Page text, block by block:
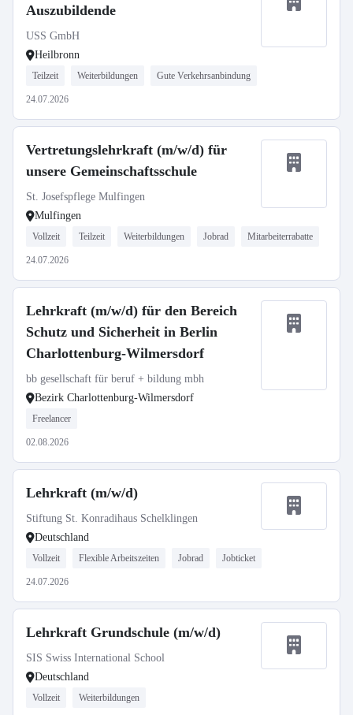
Auszubildende
USS GmbH
Heilbronn
Teilzeit Weiterbildungen Gute Verkehrsanbindung
24.07.2026
Vertretungslehrkraft (m/w/d) für
unsere Gemeinschaftsschule
St. Josefspflege Mulfingen
Mulfingen
Vollzeit Teilzeit Weiterbildungen Jobrad Mitarbeiterrabatte
24.07.2026
Lehrkraft (m/w/d) für den Bereich
Schutz und Sicherheit in Berlin
Charlottenburg-Wilmersdorf
bb gesellschaft für beruf + bildung mbh
Bezirk Charlottenburg-Wilmersdorf
Freelancer
02.08.2026
Lehrkraft (m/w/d)
Stiftung St. Konradihaus Schelklingen
Deutschland
Vollzeit Flexible Arbeitszeiten Jobrad Jobticket
24.07.2026
Lehrkraft Grundschule (m/w/d)
SIS Swiss International School
Deutschland
Vollzeit Weiterbildungen